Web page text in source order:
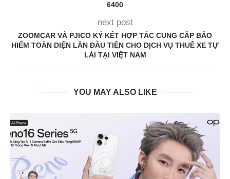
6400
next post
ZOOMCAR VÀ PJICO KÝ KẾT HỢP TÁC CUNG CẤP BẢO
HIỂM TOÀN DIỆN LẦN ĐẦU TIÊN CHO DỊCH VỤ THUÊ XE TỰ
LÁI TẠI VIỆT NAM
YOU MAY ALSO LIKE